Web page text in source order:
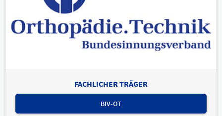
FACHLICHER TRÄGER
BIV-OT